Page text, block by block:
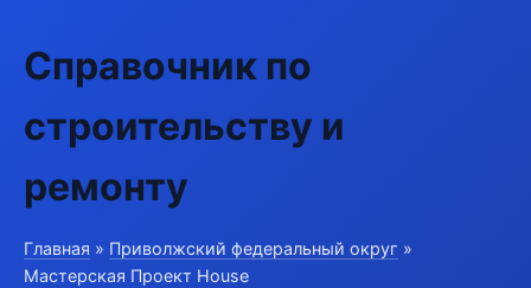
Справочник по
строительству и
ремонту
Главная » Приволжский федеральный округ »
Мастерская Проект House